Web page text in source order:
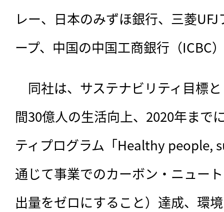
レー、日本のみずほ銀行、三菱
ープ、中国の中国工商銀行（ICBC
同社は、サステナビリティ目標
間30億人の生活向上、2020年まで
ティプログラム「Healthy people,
通じて事業でのカーボン・ニュー
出量をゼロにすること）達成、環